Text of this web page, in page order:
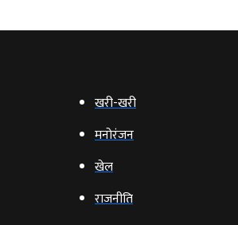
खरी-खरी
मनोरंजन
खेल
राजनीति